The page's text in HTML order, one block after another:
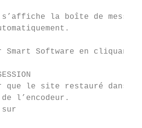
la boîte de
Smart Software en cliquant
que le site restauré dans
l’encodeur.